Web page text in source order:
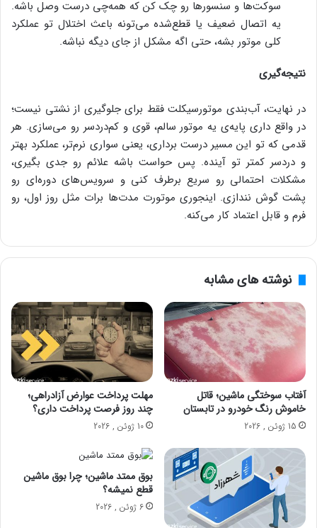
سوکت‌ها و سنسورها رو چک کن که همه‌چی درست وصل باشه.
یه اتصال ضعیف یا قطع‌شده می‌تونه باعث اختلال تو عملکرد
کلی موتور بشه، حتی اگه مشکل از جای دیگه نباشه.
نتیجه‌گیری
در نهایت، آب‌بندی موتورسیکلت فقط برای جلوگیری از نشتی نیست؛
در واقع داری پایه‌ی یه موتور سالم، قوی و کم‌دردسر رو می‌سازی. هر
قدمی که تو این مسیر درست برداری، یعنی سواری نرم‌تر، عملکرد بهتر
و دردسر کمتر تو آینده. پس حواست باشه علائم رو جدی بگیری،
مشکلات احتمالی رو سریع برطرف کنی و سرویس‌های دوره‌ای رو
پشت گوش نندازی. اینجوری موتورت مدت‌ها برات مثل روز اول، رو
فرم و قابل اعتماد کار می‌کنه.
نوشته های مشابه
آفتاب سوختگی ماشین؛ قاتل
خاموش رنگ خودرو در تابستان
15 ژوئن , 2026
مهلت پرداخت عوارض آزادراهی؛
چند روز فرصت پرداخت داری؟
10 ژوئن , 2026
بوق ممتد ماشین؛ چرا بوق ماشین
قطع نمیشه؟
6 ژوئن , 2026